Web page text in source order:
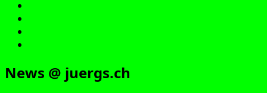
News @ juergs.ch